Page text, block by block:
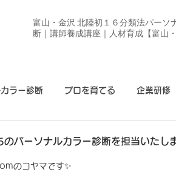
富山・金沢 北陸初１６分類法パーソ
断｜講師養成講座｜人材育成【富山・
ラー診断 プロを育てる 企業研修
パーソナルカラー診断を担当いたし
のコヤマです✨